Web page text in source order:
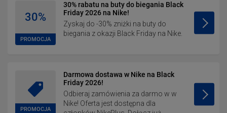
30%
PROMOCJA
30% rabatu na buty do biegania Black
Friday 2026 na Nike!
Zyskaj do -30% zniżki na buty do
biegania z okazji Black Friday na Nike.
PROMOCJA
Darmowa dostawa w Nike na Black
Friday 2026!
Odbieraj zamówienia za darmo w w
Nike! Oferta jest dostępna dla